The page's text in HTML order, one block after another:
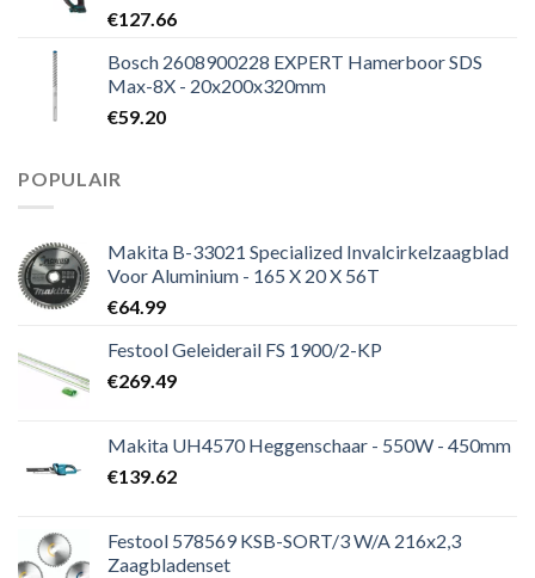
€127.66
Bosch 2608900228 EXPERT Hamerboor SDS
Max-8X - 20x200x320mm
€59.20
POPULAIR
Makita B-33021 Specialized Invalcirkelzaagblad
Voor Aluminium - 165 X 20 X 56T
€64.99
Festool Geleiderail FS 1900/2-KP
€269.49
Makita UH4570 Heggenschaar - 550W - 450mm
€139.62
Festool 578569 KSB-SORT/3 W/A 216x2,3
Zaagbladenset